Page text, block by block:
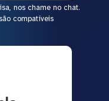
nos chame no chat.
compatíveis